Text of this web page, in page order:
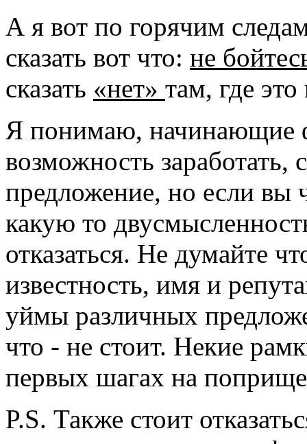
А я вот по горячим
сказать вот что: не
сказать «нет» там, где
Я понимаю, начинающие
возможность заработать,
предложение, но если вы
какую то
отказаться. Не думайте
известность, имя и
уймы различных
что - не стоит. Некие
первых шагах на
P.S. Также стоит